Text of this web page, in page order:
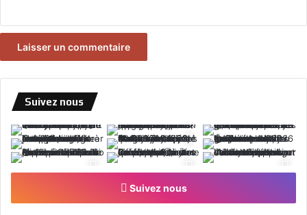
Suivez nous
Suivez nous